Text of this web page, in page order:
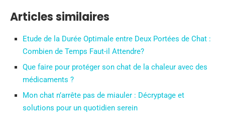
Articles similaires
Etude de la Durée Optimale entre Deux Portées de Chat :
Combien de Temps Faut-il Attendre?
Que faire pour protéger son chat de la chaleur avec des
médicaments ?
Mon chat n’arrête pas de miauler : Décryptage et
solutions pour un quotidien serein